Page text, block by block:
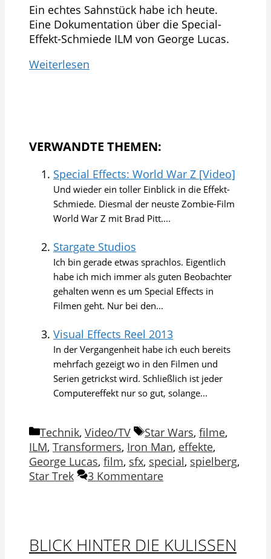
Ein echtes Sahnstück habe ich heute.
Eine Dokumentation über die Special-
Effekt-Schmiede ILM von George Lucas.
Weiterlesen
VERWANDTE THEMEN:
Special Effects: World War Z [Video]
Und wieder ein toller Einblick in die Effekt-
Schmiede. Diesmal der neuste Zombie-Film
World War Z mit Brad Pitt....
Stargate Studios
Ich bin gerade etwas sprachlos. Eigentlich
habe ich mich immer als guten Beobachter
gehalten wenn es um Special Effects in
Filmen geht. Nur bei den...
Visual Effects Reel 2013
In der Vergangenheit habe ich euch bereits
mehrfach gezeigt wo in den Filmen und
Serien getrickst wird. Schließlich ist jeder
Computereffekt nur so gut, solange...
Kategorien
Technik, Video/TV Schlagwörter
Star Wars, filme,
ILM, Transformers, Iron Man, effekte,
George Lucas, film, sfx, special, spielberg,
Star Trek
3 Kommentare
BLICK HINTER DIE KULISSEN